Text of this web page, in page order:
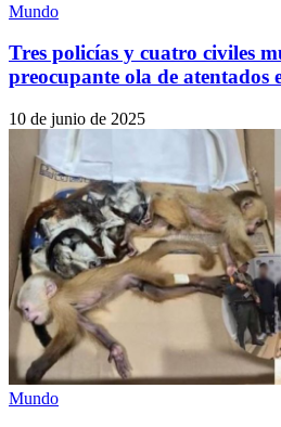
Mundo
Tres policías y cuatro civiles
preocupante ola de atentados
10 de junio de 2025
Mundo